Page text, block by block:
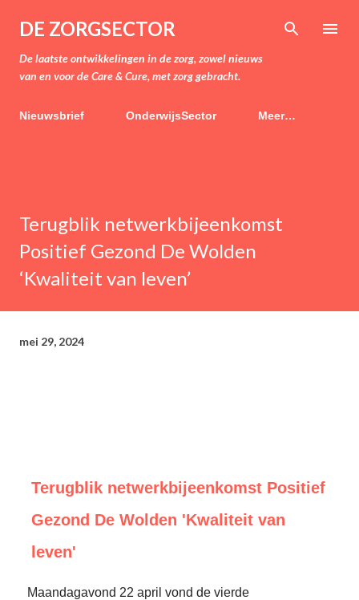
Doorgaan naar hoofdcontent
DE ZORGSECTOR
De laatste ontwikkelingen in de zorg, zowel nieuws
van en voor de Care & Cure, met zorg gebracht.
Nieuwsbrief OnderwijsSector Meer…
Terugblik netwerkbijeenkomst
Positief Gezond De Wolden
‘Kwaliteit van leven’
mei 29, 2024
Terugblik netwerkbijeenkomst Positief
Gezond De Wolden 'Kwaliteit van
leven'
Maandagavond 22 april vond de vierde